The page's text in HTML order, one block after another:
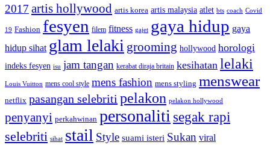
2017 artis hollywood artis korea artis malaysia atlet bts coach Covid
19 Fashion fesyen filem fitness gajet gaya hidup gaya
hidup sihat glam lelaki grooming hollywood horologi
indeks fesyen isu jam tangan kerabat diraja britain kesihatan lelaki
Louis Vuitton mens cool style mens fashion mens styling menswear
netflix pasangan selebriti pelakon pelakon hollywood
penyanyi perkahwinan personaliti segak rapi
selebriti sihat stail Style suami isteri Sukan viral